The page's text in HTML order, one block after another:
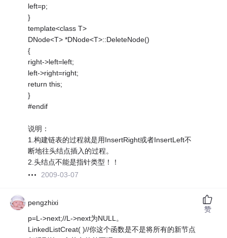
left=p;
}
template<class T>
DNode<T> *DNode<T>::DeleteNode()
{
right->left=left;
left->right=right;
return this;
}
#endif
说明：
1.构建链表的过程就是用InsertRight或者InsertLeft不
断地往头结点插入的过程。
2.头结点不能是指针类型！！
2009-03-07
pengzhixi
p=L->next;//L->next为NULL。
LinkedListCreat( )//你这个函数是不是将所有的新节点
赞